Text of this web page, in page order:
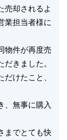
売却されるよ
業担当者様に
物件が再度売
きました。
けたこと、
、無事に購入
までとても快